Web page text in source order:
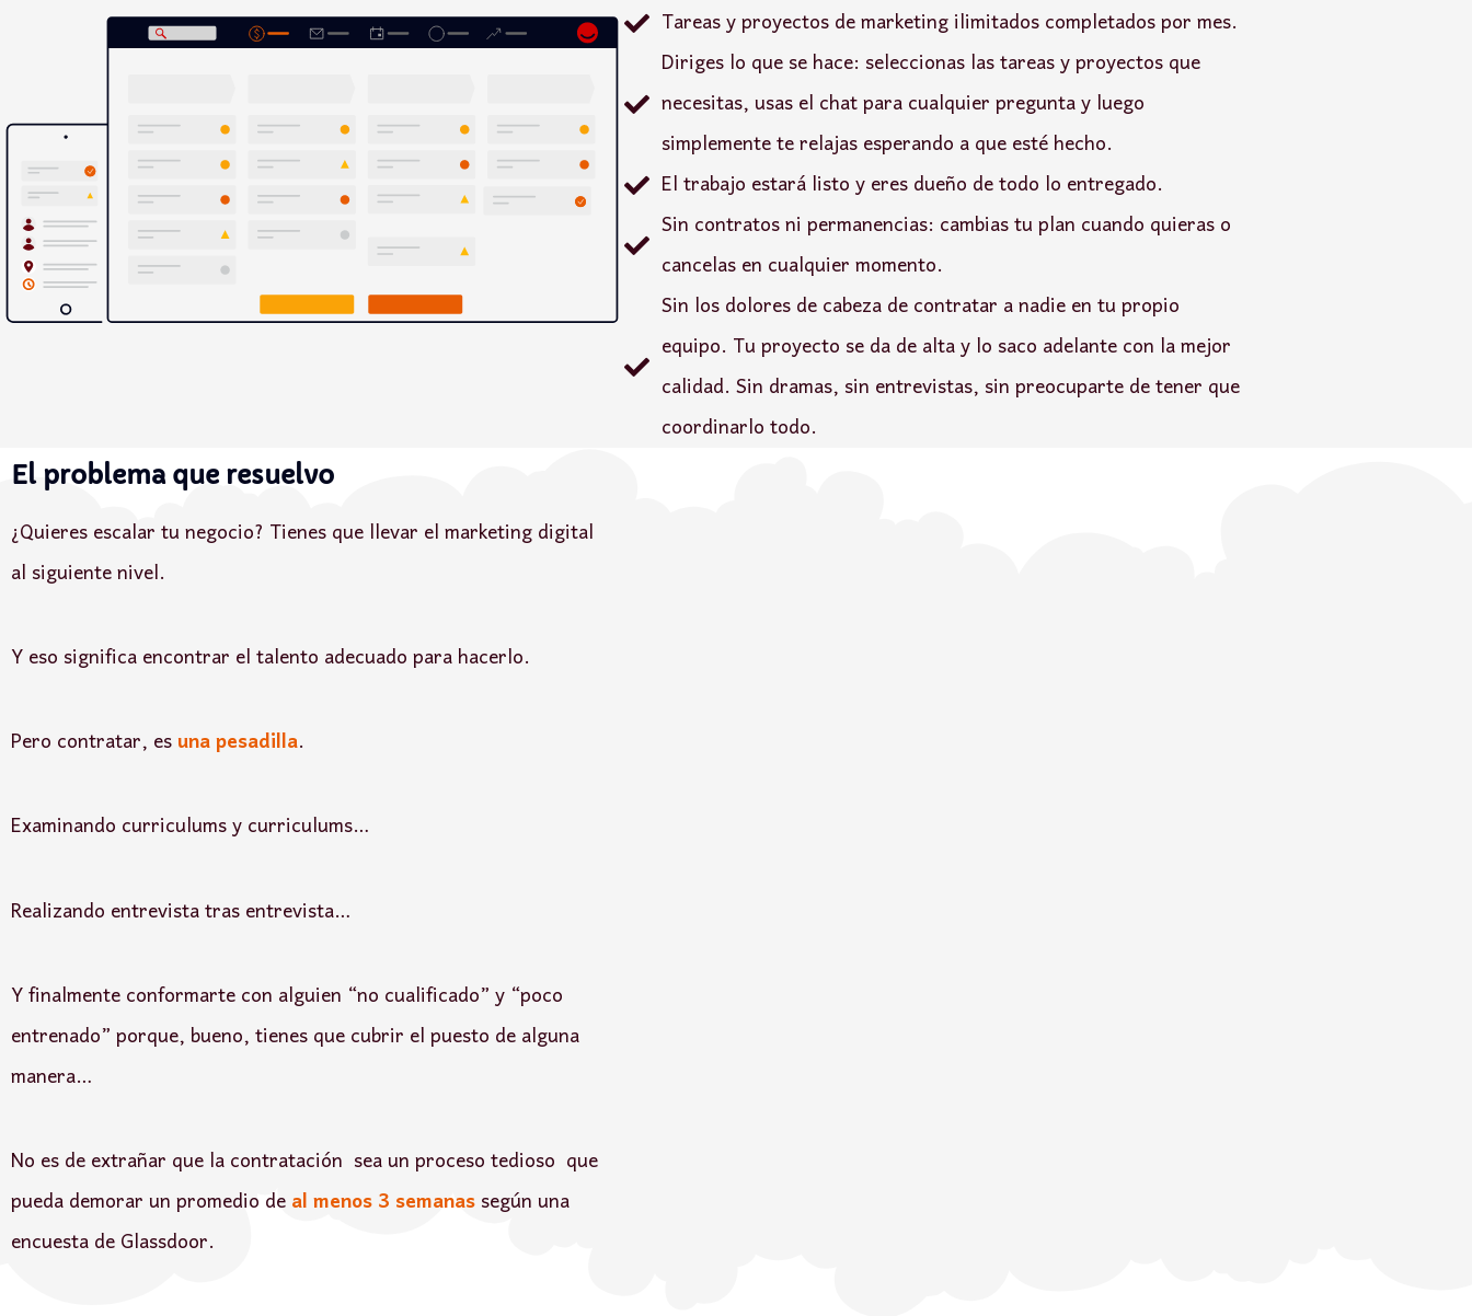
Tareas y proyectos de marketing ilimitados completados por mes.
Diriges lo que se hace: seleccionas las tareas y proyectos que
necesitas, usas el chat para cualquier pregunta y luego
simplemente te relajas esperando a que esté hecho.
El trabajo estará listo y eres dueño de todo lo entregado.
Sin contratos ni permanencias: cambias tu plan cuando quieras o
cancelas en cualquier momento.
Sin los dolores de cabeza de contratar a nadie en tu propio
equipo. Tu proyecto se da de alta y lo saco adelante con la mejor
calidad. Sin dramas, sin entrevistas, sin preocuparte de tener que
coordinarlo todo.
El problema que resuelvo
¿Quieres escalar tu negocio? Tienes que llevar el marketing digital
al siguiente nivel.
Y eso significa encontrar el talento adecuado para hacerlo.
Pero contratar, esuna pesadilla.
Examinando curriculums y curriculums…
Realizando entrevista tras entrevista…
Y finalmente conformarte con alguien “no cualificado” y “poco
entrenado” porque, bueno, tienes que cubrir el puesto de alguna
manera…
No es de extrañar que la contratación sea un proceso tedioso que
pueda demorar un promedio deal menos 3 semanassegún una
encuesta de Glassdoor.